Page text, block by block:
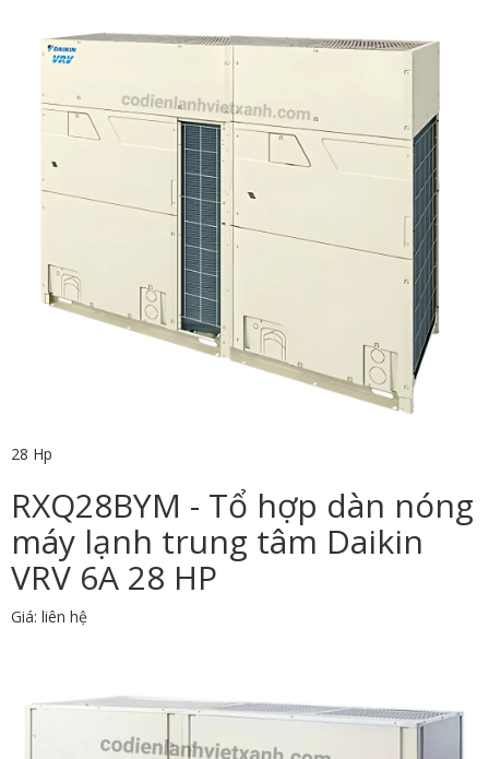
28 Hp
RXQ28BYM - Tổ hợp dàn nóng
máy lạnh trung tâm Daikin
VRV 6A 28 HP
Giá: liên hệ